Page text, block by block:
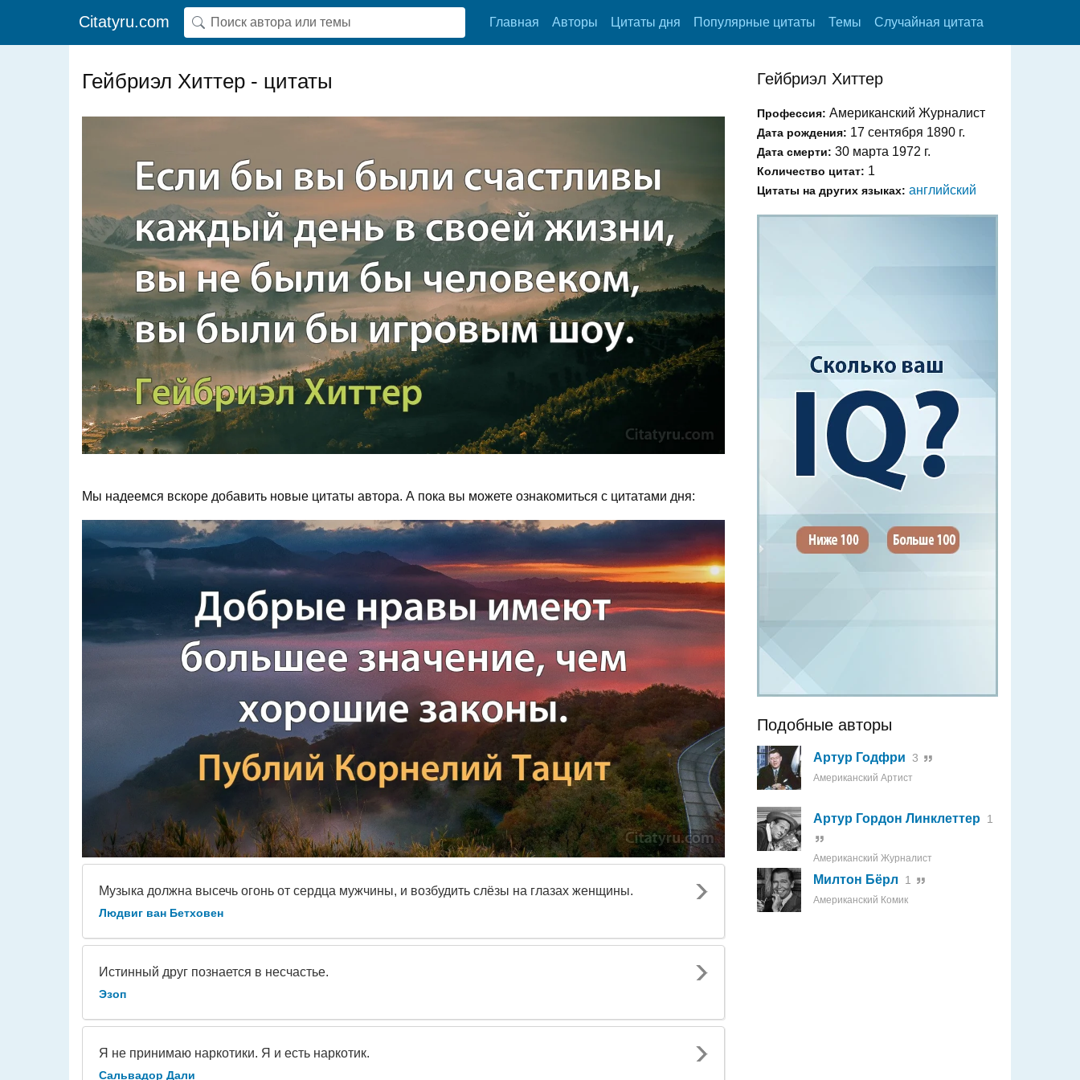
Citatyru.com Главная Авторы Цитаты дня Популярные цитаты Темы Случайная цитата
Гейбриэл Хиттер - цитаты
Мы надеемся вскоре добавить новые цитаты автора. А пока вы можете ознакомиться с цитатами дня:
Музыка должна высечь огонь от сердца мужчины, и возбудить слёзы на глазах женщины.
Людвиг ван Бетховен
Истинный друг познается в несчастье.
Эзоп
Я не принимаю наркотики. Я и есть наркотик.
Сальвадор Дали
Гейбриэл Хиттер
Профессия: Американский Журналист
Дата рождения: 17 сентября 1890 г.
Дата смерти: 30 марта 1972 г.
Количество цитат: 1
Цитаты на других языках: английский
Подобные авторы
Артур Годфри 3
Американский Артист
Артур Гордон Линклеттер 1
Американский Журналист
Милтон Бёрл 1
Американский Комик